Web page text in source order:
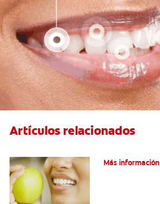
Artículos relacionados
Más información